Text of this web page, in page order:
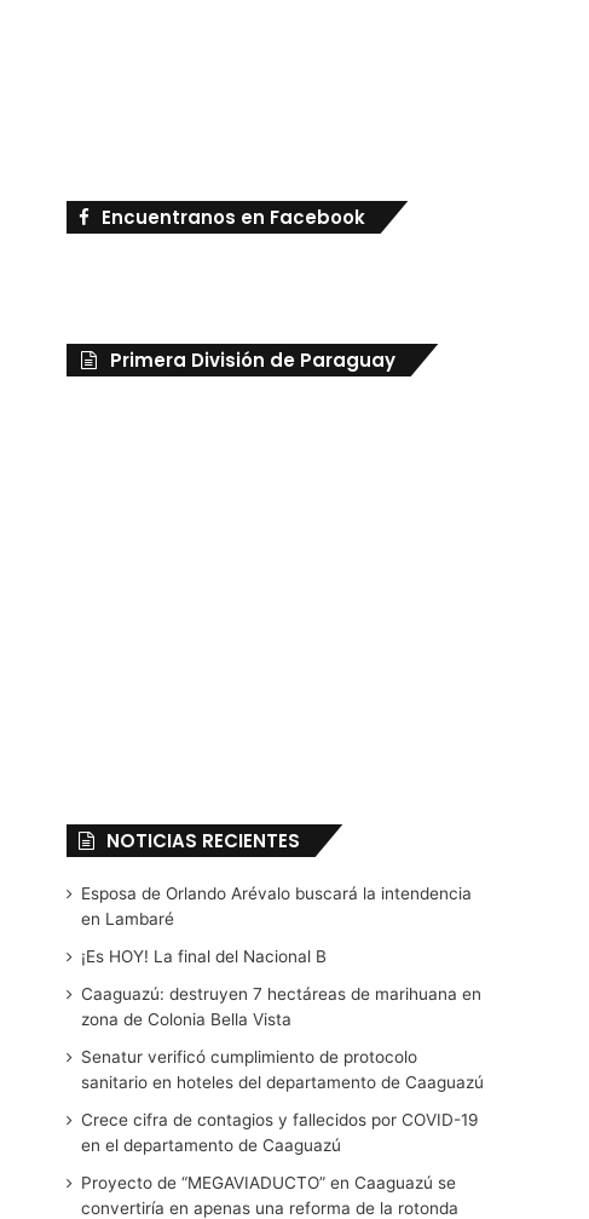
Encuentranos en Facebook
Primera División de Paraguay
NOTICIAS RECIENTES
Esposa de Orlando Arévalo buscará la intendencia
en Lambaré
¡Es HOY! La final del Nacional B
Caaguazú: destruyen 7 hectáreas de marihuana en
zona de Colonia Bella Vista
Senatur verificó cumplimiento de protocolo
sanitario en hoteles del departamento de Caaguazú
Crece cifra de contagios y fallecidos por COVID-19
en el departamento de Caaguazú
Proyecto de “MEGAVIADUCTO” en Caaguazú se
convertiría en apenas una reforma de la rotonda